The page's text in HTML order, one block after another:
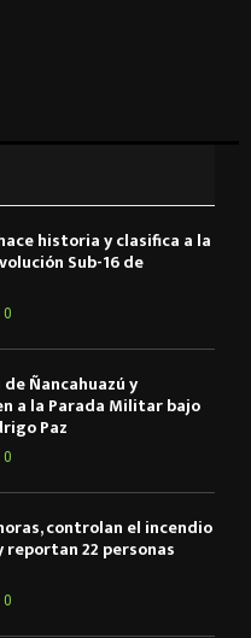
historia y clasifica a la
Sub-16 de
0
Ñancahuazú y
a la Parada Militar bajo
Paz
0
controlan el incendio
reportan 22 personas
0